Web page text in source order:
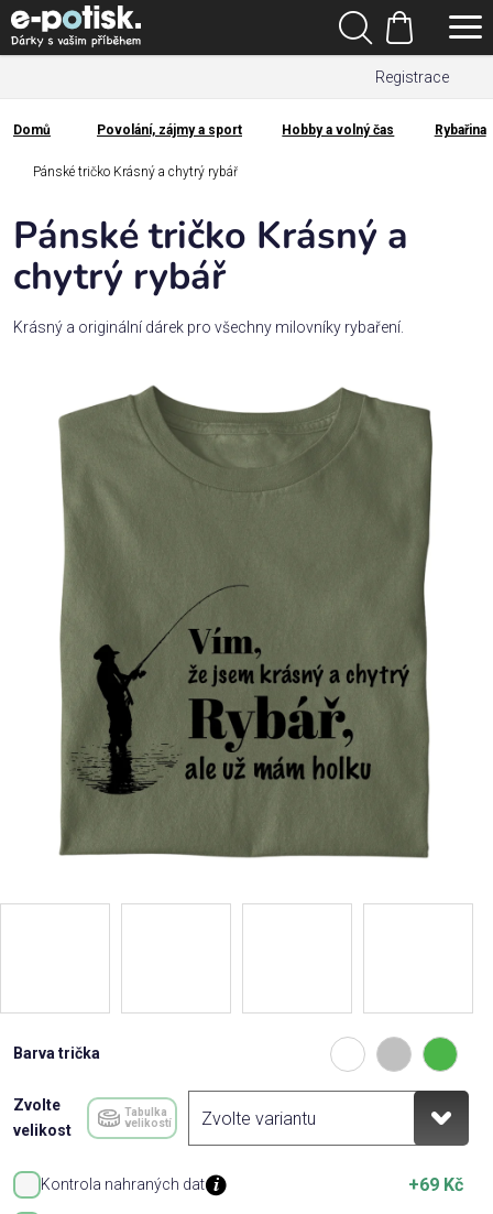
Přejít
na
obsah
Registrace
Hledat
Nákupní
košík
Kategorie
Dárek
pro
Rodina
Povolání,
zájmy a
Domácnost
Kolekce
Oblečení
Přihlášení
Domů
Domů Povolání, zájmy a sport Hobby a volný čas Rybařina
Pánské tričko Krásný a chytrý rybář
Barva trička
Zvolte
velikost
Tabulka
velikostí
Kontrola nahraných dat +69 Kč
Pánské tričko Krásný a
chytrý rybář
Krásný a originální dárek pro všechny milovníky rybaření.